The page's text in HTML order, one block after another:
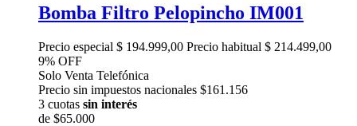
Bomba Filtro Pelopincho IM001
Precio especial $ 194.999,00 Precio habitual $ 214.499,00
9% OFF
Solo Venta Telefónica
Precio sin impuestos nacionales $161.156
3 cuotas sin interés
de $65.000